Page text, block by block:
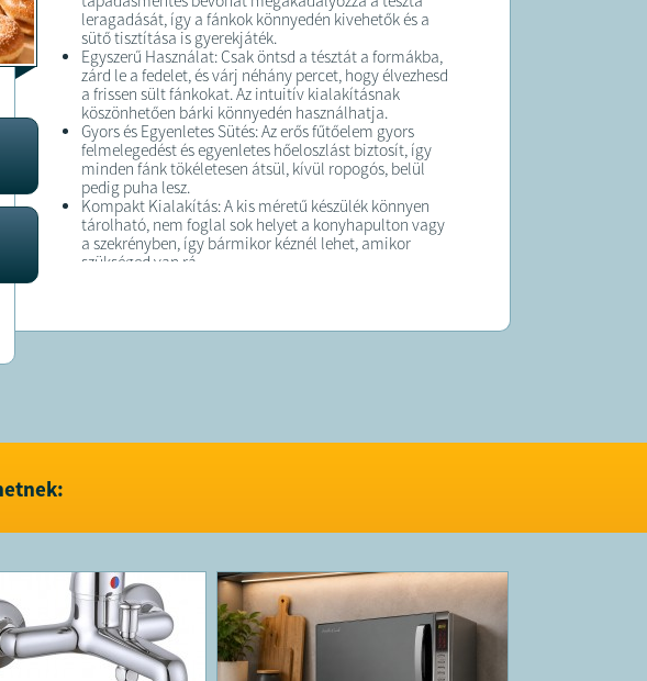
leragadását, így a fánkok könnyedén kivehetők és a
sütő tisztítása is gyerekjáték.
Egyszerű Használat: Csak öntsd a tésztát a formákba,
zárd le a fedelet, és várj néhány percet, hogy élvezhesd
a frissen sült fánkokat. Az intuitív kialakításnak
köszönhetően bárki könnyedén használhatja.
Gyors és Egyenletes Sütés: Az erős fűtőelem gyors
felmelegedést és egyenletes hőeloszlást biztosít, így
minden fánk tökéletesen átsül, kívül ropogós, belül
pedig puha lesz.
Kompakt Kialakítás: A kis méretű készülék könnyen
tárolható, nem foglal sok helyet a konyhapulton vagy
a szekrényben, így bármikor kéznél lehet, amikor
szükséged van rá.
szabályozóval rendelkezik, hogy megakadályozza a
Súly: 1.2 kg
FELTÉTELEK: